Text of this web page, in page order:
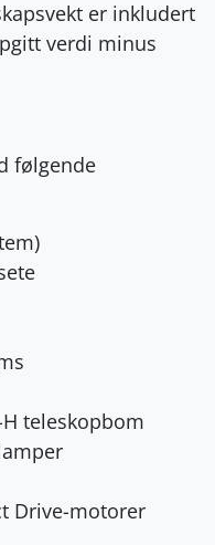
er inkludert
verdi minus
følgende
teleskopbom
Drive-motorer